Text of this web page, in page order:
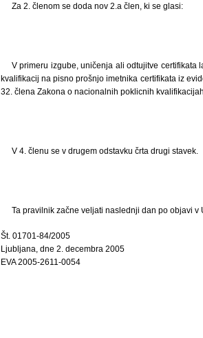
Za 2. členom se doda nov 2.a člen, ki se glasi:
V primeru izgube, uničenja ali odtujitve
kvalifikacij na pisno prošnjo imetnika certifikata iz
32. člena Zakona o nacionalnih poklicnih
V 4. členu se v drugem odstavku črta drugi stavek.
Ta pravilnik začne veljati naslednji dan po objavi v
Št. 01701-84/2005
Ljubljana, dne 2. decembra 2005
EVA 2005-2611-0054